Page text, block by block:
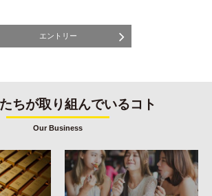
エントリー
ちが取り組んでいるコト
Our Business